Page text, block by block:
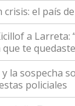
el país
a Larreta:
te
la sospecha
policiales